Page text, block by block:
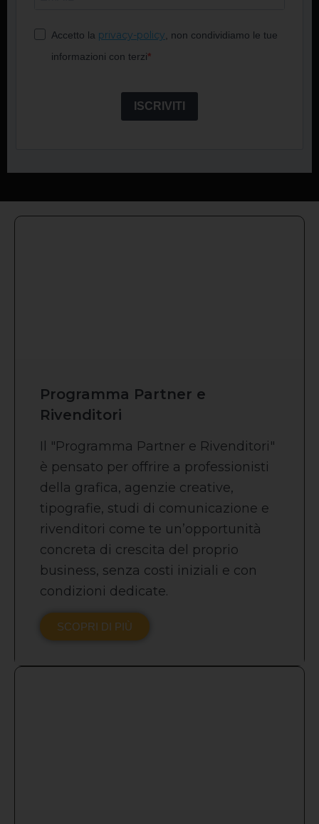
Accetto la privacy-policy , non condividiamo le tue
informazioni con terzi
ISCRIVITI
Programma Partner e
Rivenditori
Il "Programma Partner e Rivenditori"
è pensato per offrire a professionisti
della grafica, agenzie creative,
tipografie, studi di comunicazione e
rivenditori come te un’opportunità
concreta di crescita del proprio
business, senza costi iniziali e con
condizioni dedicate.
SCOPRI DI PIÙ